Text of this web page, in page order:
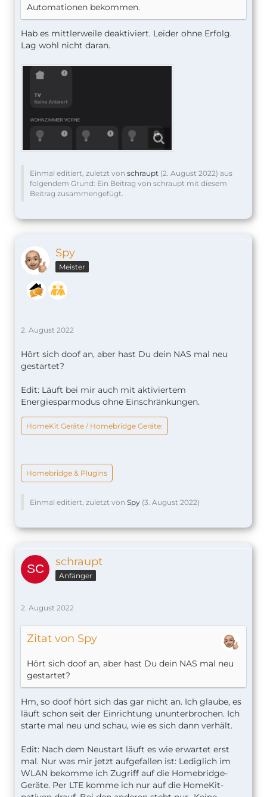
Automationen bekommen.
Hab es mittlerweile deaktiviert. Leider ohne Erfolg.
Lag wohl nicht daran.
Einmal editiert, zuletzt von schraupt (2. August 2022) aus
folgendem Grund: Ein Beitrag von schraupt mit diesem
Beitrag zusammengefügt.
Spy
Meister
2. August 2022
Hört sich doof an, aber hast Du dein NAS mal neu
gestartet?
Edit: Läuft bei mir auch mit aktiviertem
Energiesparmodus ohne Einschränkungen.
HomeKit Geräte / Homebridge Geräte:
Homebridge & Plugins
Einmal editiert, zuletzt von Spy (3. August 2022)
schraupt
Anfänger
2. August 2022
Zitat von Spy
Hört sich doof an, aber hast Du dein NAS mal neu
gestartet?
Hm, so doof hört sich das gar nicht an. Ich glaube, es
läuft schon seit der Einrichtung ununterbrochen. Ich
starte mal neu und schau, wie es sich dann verhält.
Edit: Nach dem Neustart läuft es wie erwartet erst
mal. Nur was mir jetzt aufgefallen ist: Lediglich im
WLAN bekomme ich Zugriff auf die Homebridge-
Geräte. Per LTE komme ich nur auf die HomeKit-